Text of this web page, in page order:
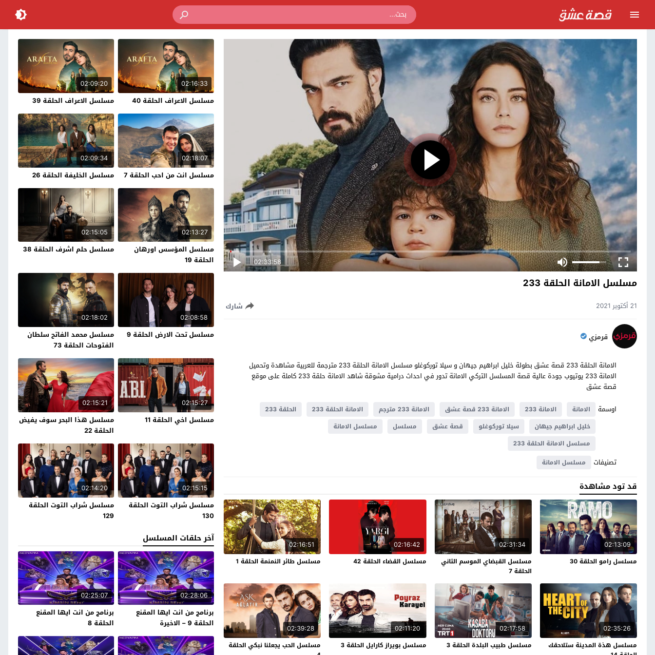
02:33:58
مسلسل الامانة الحلقة 233
21 أكتوبر 2021 شارك
قرمزي
الامانة الحلقة 233 قصة عشق بطولة خليل ابراهيم جيهان و سيلا توركوغلو مسلسل الامانة الحلقة 233 مترجمة للعربية مشاهدة وتحميل
الامانة 233 يوتيوب جودة عالية قصة المسلسل التركي الامانة تدور في احداث ​​درامية مشوقة شاهد الامانة حلقة 233 كاملة على موقع
قصة عشق
اوسمة
الامانة الامانة 233 الامانة 233 قصة عشق الامانة 233 مترجم الامانة الحلقة 233
الحلقة 233
خليل ابراهيم جيهان
سيلا توركوغلو قصة عشق مسلسل
مسلسل الامانة
مسلسل الامانة الحلقة 233
تصنيفات مسلسل الامانة
قد تود مشاهدة
02:13:09
مسلسل رامو الحلقة 30
02:31:34
مسلسل القبضاي الموسم الثاني
الحلقة 7
02:16:42
مسلسل القضاء الحلقة 42
02:16:51
مسلسل طائر النمنمة الحلقة 1
02:35:26
مسلسل هذة المدينة ستلاحقك
02:17:58
مسلسل طبيب البلدة الحلقة 3
02:11:20
مسلسل بويراز كارايل الحلقة 3
02:39:28
مسلسل الحب يجعلنا نبكي الحلقة
02:16:33
مسلسل الاعراف الحلقة 40
02:09:20
مسلسل الاعراف الحلقة 39
02:18:07
مسلسل انت من احب الحلقة 7
02:09:34
مسلسل الخليفة الحلقة 26
02:13:27
مسلسل المؤسس اورهان
الحلقة 19
02:15:05
مسلسل حلم اشرف الحلقة 38
02:08:58
مسلسل تحت الارض الحلقة 9
02:18:02
مسلسل محمد الفاتح سلطان
الفتوحات الحلقة 73
02:15:27
مسلسل اخي الحلقة 11
02:15:21
مسلسل هذا البحر سوف يفيض
الحلقة 22
02:15:15
مسلسل شراب التوت الحلقة
130
02:14:20
مسلسل شراب التوت الحلقة
129
آخر حلقات المسلسل
02:28:06
برنامج من انت ايها المقنع
الحلقة 9 – الاخيرة
02:25:07
برنامج من انت ايها المقنع
الحلقة 8